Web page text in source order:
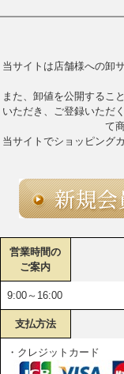
当サイトは店舗様への卸
また、卸値を公開するこ
いただき、ご登録いただ
て
当サイトでショッピング
営業時間の
ご案内
9:00～16:00
支払方法
・クレジットカード